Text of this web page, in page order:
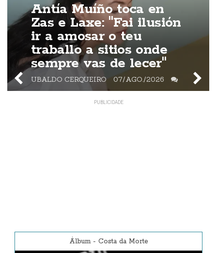
Antía Muíño toca en
Zas e Laxe: "Fai ilusión
ir a amosar o teu
traballo a sitios onde
sempre vas de lecer"
UBALDO CERQUEIRO 07/AGO./2026
Álbum - Costa da Morte